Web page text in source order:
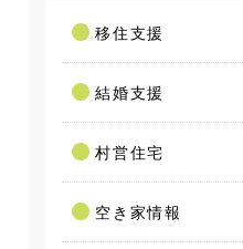
移住支援
結婚支援
村営住宅
空き家情報